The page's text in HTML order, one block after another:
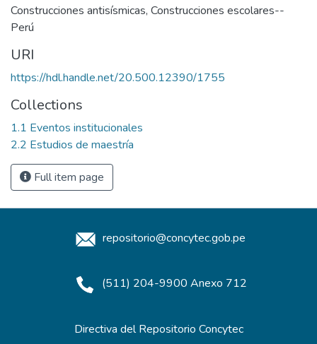
Construcciones antisísmicas, Construcciones escolares--
Perú
URI
https://hdl.handle.net/20.500.12390/1755
Collections
1.1 Eventos institucionales
2.2 Estudios de maestría
Full item page
repositorio@concytec.gob.pe
(511) 204-9900 Anexo 712
Directiva del Repositorio Concytec